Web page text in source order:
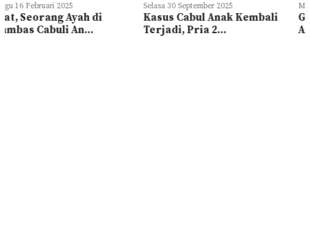
Selasa 30 September 2025
Kasus Cabul Anak Kembali
Terjadi, Pria 2…
Minggu 27 April 2025
Gegara Sabu, Dua Pria di
Anambas Ditangk…